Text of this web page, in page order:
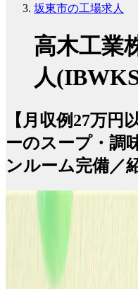
坂東市の工場求人
高木工業
人
【月収例27万円
ーのスープ・調
ンルーム完備／